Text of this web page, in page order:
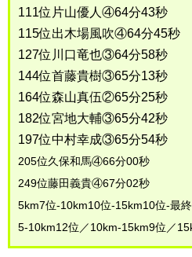
111位片山優人④64分43秒
115位出木場風吹④64分45秒
127位川口竜也③64分58秒
144位首藤貴樹③65分13秒
164位森山真伍②65分25秒
182位宮地大輔③65分42秒
197位中村幸成③65分54秒
205位久保和馬④66分00秒
249位藤田義貴④67分02秒
5km7位-10km10位-15km10位-最
5-10km12位／10km-15km9位／